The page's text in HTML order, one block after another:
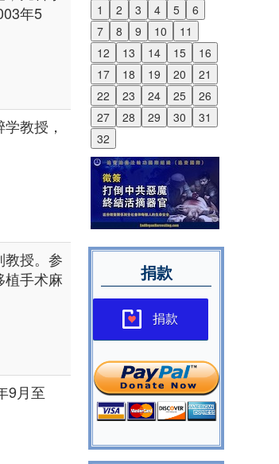
年5
教授，
教授。参
植手术麻
9月至
1 2 3 4 5
6
7
8 9 10
11
12
13 14 15
16
17
18 19 20
21
22
23 24 25
26
27
28 29 30
31
32
Previous
Next
捐款
捐款